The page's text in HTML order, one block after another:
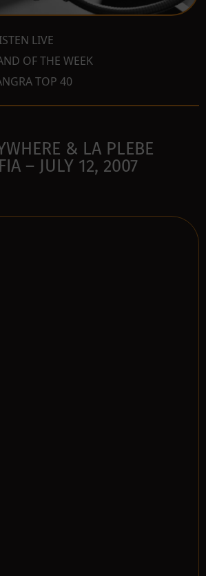
LIVE
OF THE WEEK
TOP 40
& LA PLEBE
– JULY 12, 2007